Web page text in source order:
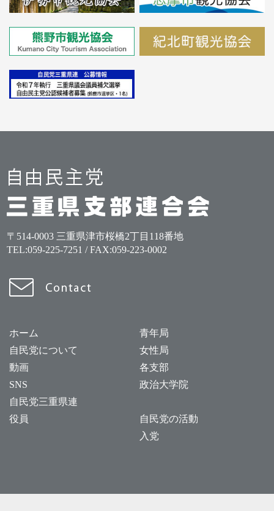
〒514-0003 三重県津市桜橋2丁目118番地
TEL:059-225-7251 / FAX:059-223-0002
ホーム
自民党について
動画
SNS
自民党三重県連
役員
青年局
女性局
各支部
政治大学院
自民党の活動
入党